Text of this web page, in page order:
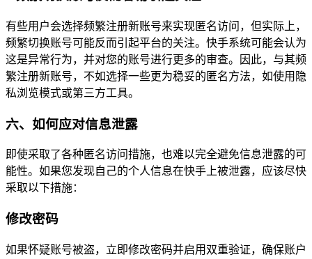
有些用户会选择频繁注册新账号来实现匿名访问，但实际上，
频繁切换账号可能反而引起平台的关注。快手系统可能会认为
这是异常行为，并对您的账号进行更多的审查。因此，与其频
繁注册新账号，不如选择一些更为稳妥的匿名方法，如使用隐
私浏览模式或第三方工具。
六、如何应对信息泄露
即使采取了各种匿名访问措施，也难以完全避免信息泄露的可
能性。如果您发现自己的个人信息在快手上被泄露，应该尽快
采取以下措施：
修改密码
如果怀疑账号被盗，立即修改密码并启用双重验证，确保账户